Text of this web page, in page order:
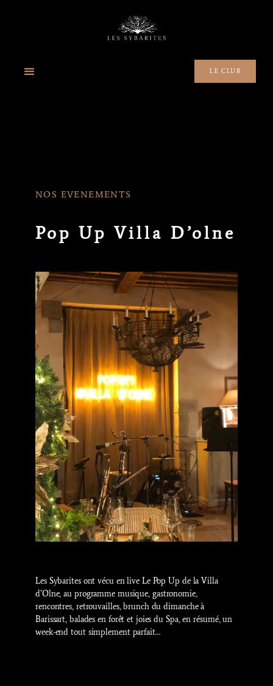
LE CLUB
NOS EVENEMENTS
Pop Up Villa D’olne
Les Sybarites ont vécu en live Le Pop Up de la Villa
d’Olne, au programme musique, gastronomie,
rencontres, retrouvailles, brunch du dimanche à
Barissart, balades en forêt et joies du Spa, en résumé, un
week-end tout simplement parfait…